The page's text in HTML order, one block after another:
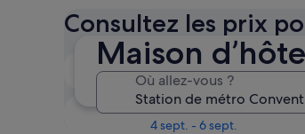
Maison
Où allez-vous ?
Consultez les prix
Le week-end prochain
14 août - 16 août
Dans un mois
4 sept. - 6 sept.